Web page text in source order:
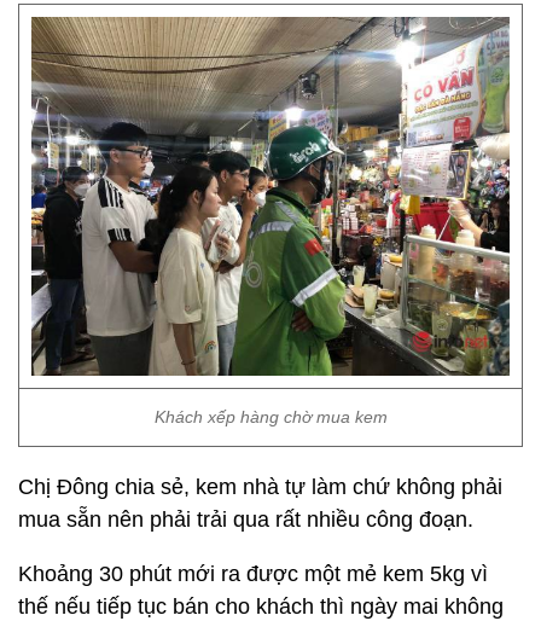
Khách xếp hàng chờ mua kem
Chị Đông chia sẻ, kem nhà tự làm chứ không phải
mua sẵn nên phải trải qua rất nhiều công đoạn.
Khoảng 30 phút mới ra được một mẻ kem 5kg vì
thế nếu tiếp tục bán cho khách thì ngày mai không